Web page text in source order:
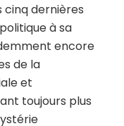
cinq dernières
à sa
encore
de la
et
toujours plus